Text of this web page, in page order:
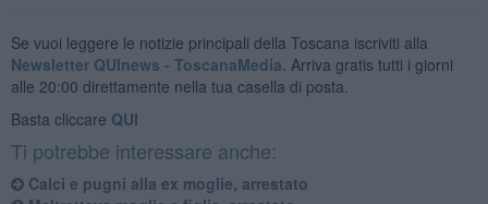
Se vuoi leggere le notizie principali della Toscana iscriviti alla
Newsletter QUInews - ToscanaMedia. Arriva gratis tutti i giorni
alle 20:00 direttamente nella tua casella di posta.
Basta cliccare QUI
Ti potrebbe interessare anche:
Calci e pugni alla ex moglie, arrestato